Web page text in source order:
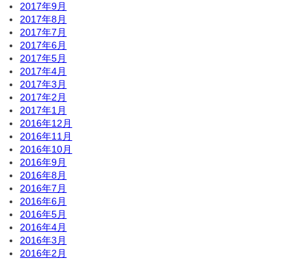
2017年9月
2017年8月
2017年7月
2017年6月
2017年5月
2017年4月
2017年3月
2017年2月
2017年1月
2016年12月
2016年11月
2016年10月
2016年9月
2016年8月
2016年7月
2016年6月
2016年5月
2016年4月
2016年3月
2016年2月